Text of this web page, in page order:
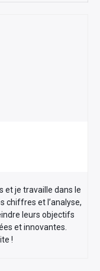
et je travaille dans le
chiffres et l’analyse,
leurs objectifs
et innovantes.
!